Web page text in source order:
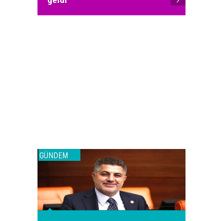
GÜNDEM